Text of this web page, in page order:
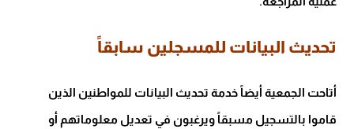
تحديث البيانات للمسجلين سابقاً
أتاحت الجمعية أيضاً خدمة تحديث البيانات للمواطنين الذين
قاموا بالتسجيل مسبقاً ويرغبون في تعديل معلوماتهم أو